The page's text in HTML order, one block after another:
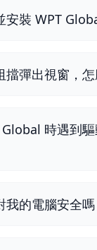
安裝 WPT
擋彈出視窗，怎
時遇到
我的電腦安全嗎